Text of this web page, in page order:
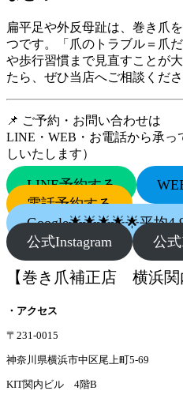
扁平足や外反母趾は、巻き爪
つです。「爪のトラブル＝爪
や歩行習慣まで見直すことが
たら、ぜひ当店へご相談くださ
📌 ご予約・お問い合わせは
LINE・WEB・お電話から承っ
しいたします）
LINE予約する
電話予約する
Google🌟🌟🌟🌟🌟平均
公式Instagram
公
【巻き爪補正店 横浜関
・アクセス
〒231-0015
神奈川県横浜市中区尾上町5-69
KIT関内ビル 4階B